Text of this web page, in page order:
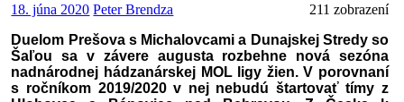
18. júna 2020 Peter Brendza
211 zobrazení
Duelom Prešova s Michalovcami a Dunajskej Stredy so
Šaľou sa v závere augusta rozbehne nová sezóna
nadnárodnej hádzanárskej MOL ligy žien. V porovnaní
s ročníkom 2019/2020 v nej nebudú štartovať tímy z